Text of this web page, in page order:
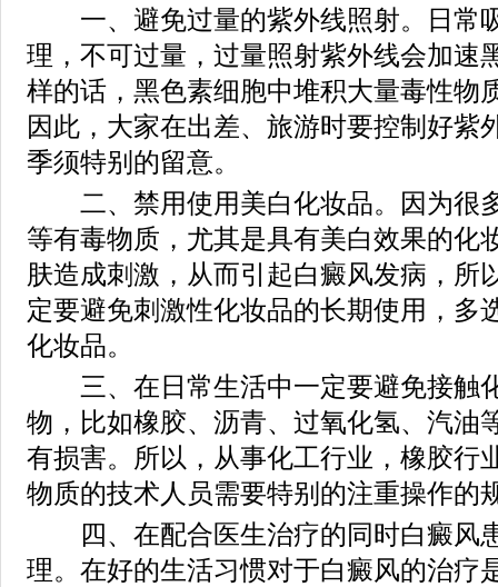
一、避免过量的紫外线照射。日常
理，不可过量，过量照射紫外线会加速
样的话，黑色素细胞中堆积大量毒性物
因此，大家在出差、旅游时要控制好紫
季须特别的留意。
二、禁用使用美白化妆品。因为很
等有毒物质，尤其是具有美白效果的化
肤造成刺激，从而引起白癜风发病，所
定要避免刺激性化妆品的长期使用，多
化妆品。
三、在日常生活中一定要避免接触
物，比如橡胶、沥青、过氧化氢、汽油
有损害。所以，从事化工行业，橡胶行
物质的技术人员需要特别的注重操作的
四、在配合医生治疗的同时白癜风
理。在好的生活习惯对于白癜风的治疗